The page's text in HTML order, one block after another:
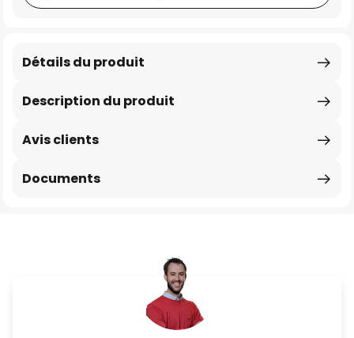
Description du produit
Détails du produit
Avis clients
Documents